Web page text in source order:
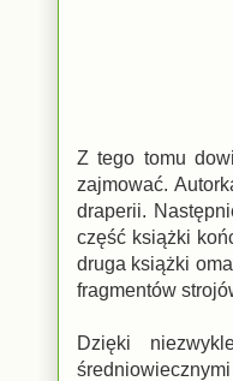
Z tego tomu
zajmować.
draperii.
część książki
druga książki
fragmentów
Dzięki